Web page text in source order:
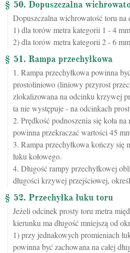
§ 50. Dopuszczalna
Dopuszczalna wichrowatość toru na
1) dla torów metra kategorii 1 - 4
2) dla torów metra kategorii 2 - 6
§ 51. Rampa przechyłkowa
1. Rampa przechyłkowa powinna
prostoliniowo (liniowy przyrost
zlokalizowana na odcinku krzywej
ta nie występuje - na odcinkach
2. Prędkość podnoszenia się koła
powinna przekraczać wartości 45
3. Rampa przechyłkowa kończy się
łuku kołowego.
4. Długość rampy przechyłkowej
długości krzywej przejściowej,
§ 52. Przechyłka łuku toru
Jeżeli odcinek prosty toru metra
kierunku ma długość mniejszą od
1) przy jednakowych promieniach
powinna być zachowana na całej